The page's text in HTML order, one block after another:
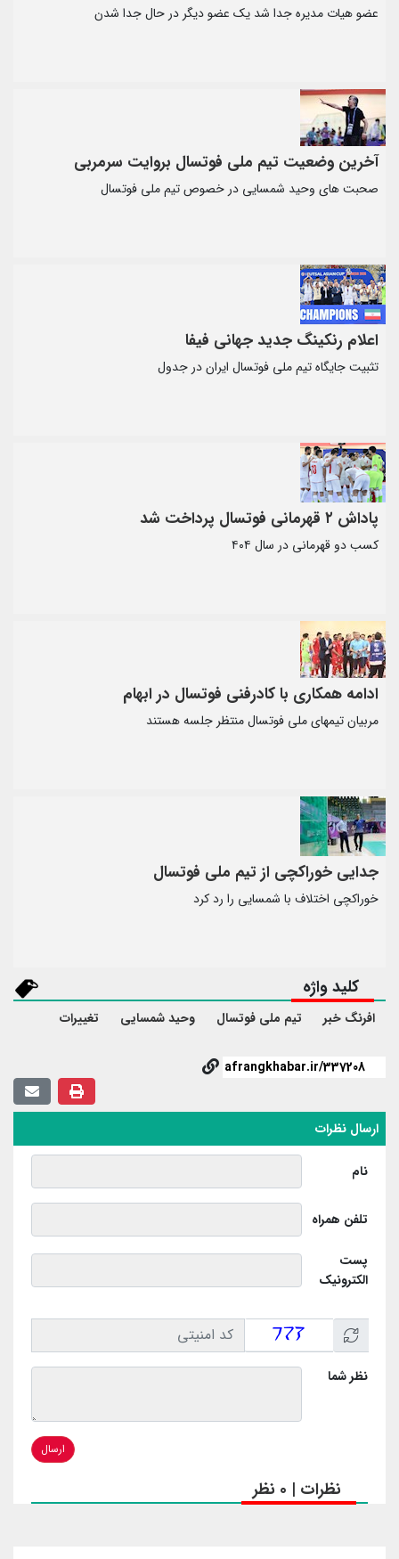
عضو هیات مدیره جدا شد یک عضو دیگر در حال جدا شدن
آخرین وضعیت تیم ملی فوتسال بروایت سرمربی
صحبت های وحید شمسایی در خصوص تیم ملی فوتسال
اعلام رنکینگ جدید جهانی فیفا
تثبیت جایگاه تیم ملی فوتسال ایران در جدول
پاداش ۲ قهرمانی فوتسال پرداخت شد
کسب دو قهرمانی در سال ۴۰۴
ادامه همکاری با کادرفنی فوتسال در ابهام
مربیان تیمهای ملی فوتسال منتظر جلسه هستند
جدایی خوراکچی از تیم ملی فوتسال
خوراکچی اختلاف با شمسایی را رد کرد
کلید واژه
افرنگ خبر تیم ملی فوتسال وحید شمسایی تغییرات
ارسال نظرات
نام
تلفن همراه
پست
الکترونیک
نظر شما
ارسال
نظرات | 0 نظر